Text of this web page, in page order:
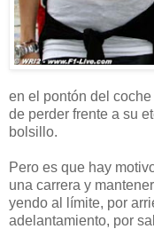
en el pontón del
de perder frente a su
bolsillo.
Pero es que hay
una carrera y
yendo al límite, por
adelantamiento, por